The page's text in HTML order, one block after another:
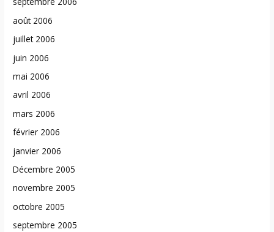
août 2006
juillet 2006
juin 2006
mai 2006
avril 2006
mars 2006
février 2006
janvier 2006
Décembre 2005
novembre 2005
octobre 2005
septembre 2005